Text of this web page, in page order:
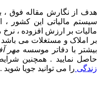
هدف از نگارش مقاله فوق
سیستم مالیاتی این کشور ،
مالیات بر ارزش افزوده ،
بر املاک و مستغلات می
بیشتر با دفاتر موسسه مهر
حاصل نمایید . همچنین
زندگی را می توانید جویا شوید .